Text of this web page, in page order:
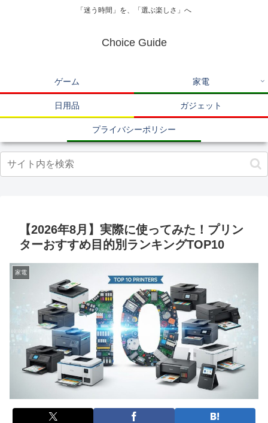
「迷う時間」を、「選ぶ楽しさ」へ
Choice Guide
ゲーム 家電
日用品 ガジェット
プライバシーポリシー
【2026年8月】実際に使ってみた！プリン
ターおすすめ目的別ランキングTOP10
家電